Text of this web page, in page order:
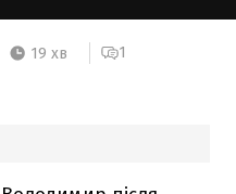
19 хв
1